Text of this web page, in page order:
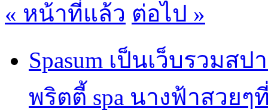
« หน้าที่แล้ว ต่อไป »
Spasum เป็นเว็บรวม
พริตตี้ spa นางฟ้าสวย